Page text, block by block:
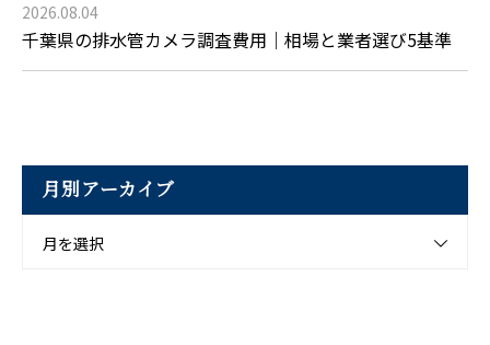
2026.08.04
千葉県の排水管カメラ調査費用｜相場と業者選び5基準
月別アーカイブ
月を選択